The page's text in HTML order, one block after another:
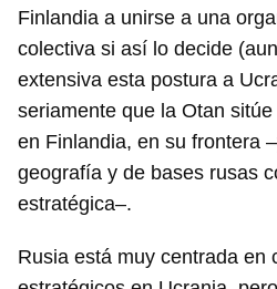
Finlandia a unirse a una
colectiva si así lo decide
extensiva esta postura a
seriamente que la Otan
en Finlandia, en su frontera
geografía y de bases rusas
estratégica–.
Rusia está muy centrada en